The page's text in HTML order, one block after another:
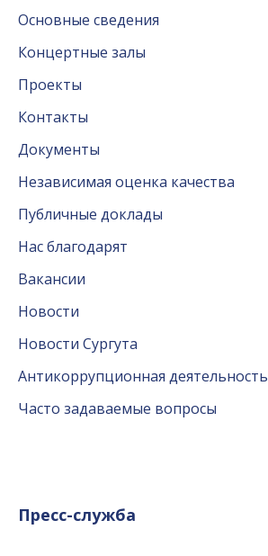
Основные сведения
Концертные залы
Проекты
Контакты
Документы
Независимая оценка качества
Публичные доклады
Нас благодарят
Вакансии
Новости
Новости Сургута
Антикоррупционная деятельность
Часто задаваемые вопросы
Пресс-служба